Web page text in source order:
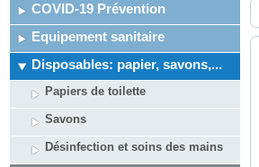
COVID-19 Prévention
Equipement sanitaire
Disposables: papier, savons,...
Papiers de toilette
Savons
Désinfection et soins des mains